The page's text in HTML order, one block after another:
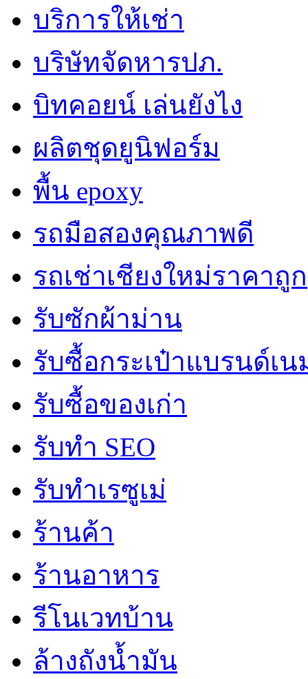
บริการให้เช่า
บริษัทจัดหารปภ.
บิทคอยน์ เล่นยังไง
ผลิตชุดยูนิฟอร์ม
พื้น epoxy
รถมือสองคุณภาพดี
รถเช่าเชียงใหม่ราคาถูก
รับซักผ้าม่าน
รับซื้อกระเป๋าแบรนด์เน
รับซื้อของเก่า
รับทำ SEO
รับทำเรซูเม่
ร้านค้า
ร้านอาหาร
รีโนเวทบ้าน
ล้างถังน้ำมัน